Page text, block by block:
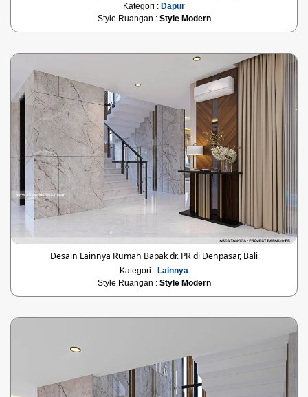
Kategori : Dapur
Style Ruangan : Style Modern
Desain Lainnya Rumah Bapak dr. PR di Denpasar, Bali
Kategori : Lainnya
Style Ruangan : Style Modern